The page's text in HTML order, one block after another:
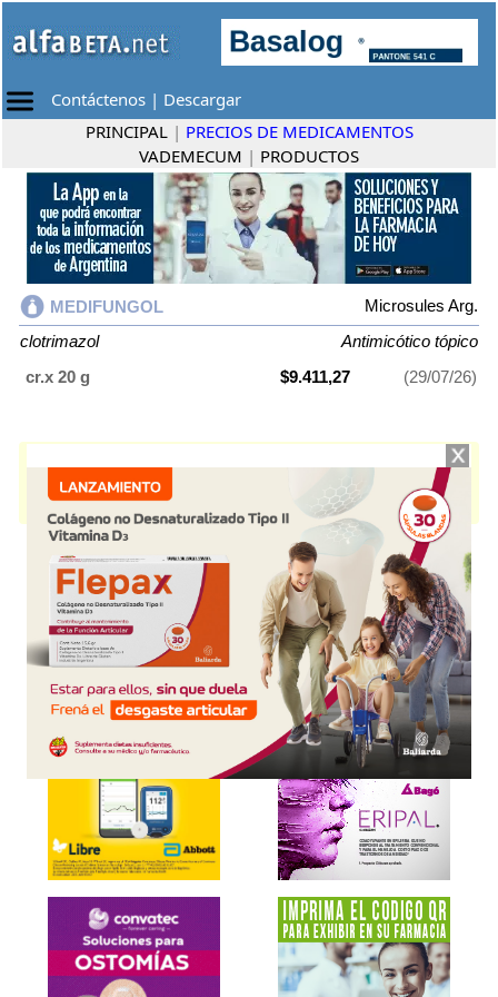
Contáctenos | Descargar
PRINCIPAL | PRECIOS DE MEDICAMENTOS
VADEMECUM | PRODUCTOS
MEDIFUNGOL
Microsules Arg.
clotrimazol
Antimicótico tópico
cr.x 20 g
$9.411,27 (29/07/26)
Antimicótico tópico
Es producido porMicrosules Arg.
y cuenta con 1 presentación
disponible.
Explorar más
Otros productos con
clotrimazol
Otros productos de
Microsules Arg.